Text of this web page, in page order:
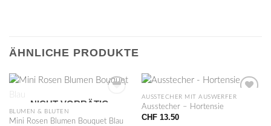
ÄHNLICHE PRODUKTE
NICHT VORRÄTIG
BLUMEN & BLÜTEN
Mini Rosen Blumen Bouquet Blau
AUSSTECHER MIT AUSWERFER
Ausstecher – Hortensie
CHF13.50